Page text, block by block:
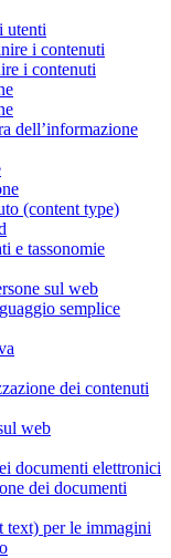
utenti
i contenuti
i contenuti
dell’informazione
(content type)
e tassonomie
sul web
semplice
dei contenuti
web
documenti elettronici
dei documenti
text) per le immagini